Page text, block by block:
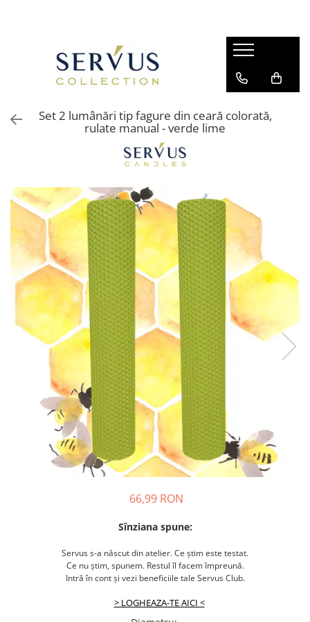
Set 2 lumânări tip fagure din ceară colorată,
rulate manual - verde lime
66,99 RON
Sînziana spune:
Servus s-a născut din atelier. Ce știm este testat.
Ce nu știm, spunem. Restul îl facem împreună.
Intră în cont și vezi beneficiile tale Servus Club.
> LOGHEAZA-TE AICI <